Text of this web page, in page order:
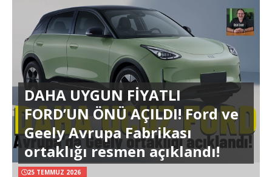
DAHA UYGUN FİYATLI
FORD’UN ÖNÜ AÇILDI! Ford ve
Geely Avrupa Fabrikası
ortaklığı resmen açıklandı!
25 TEMMUZ 2026